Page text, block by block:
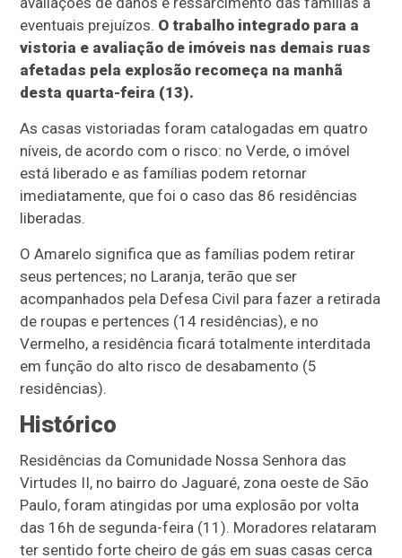
eventuais prejuízos. O trabalho integrado para a
vistoria e avaliação de imóveis nas demais ruas
afetadas pela explosão recomeça na manhã
desta quarta-feira (13).
As casas vistoriadas foram catalogadas em quatro
níveis, de acordo com o risco: no Verde, o imóvel
está liberado e as famílias podem retornar
imediatamente, que foi o caso das 86 residências
liberadas.
O Amarelo significa que as famílias podem retirar
seus pertences; no Laranja, terão que ser
acompanhados pela Defesa Civil para fazer a retirada
de roupas e pertences (14 residências), e no
Vermelho, a residência ficará totalmente interditada
em função do alto risco de desabamento (5
residências).
Histórico
Residências da Comunidade Nossa Senhora das
Virtudes II, no bairro do Jaguaré, zona oeste de São
Paulo, foram atingidas por uma explosão por volta
das 16h de segunda-feira (11). Moradores relataram
ter sentido forte cheiro de gás em suas casas cerca